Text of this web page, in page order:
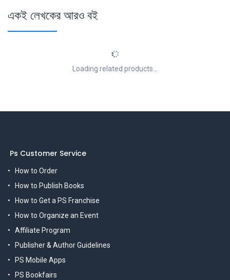
একই লেখকের আরও বই
Loading related products...
Ps Customer Service
How to Order
How to Publish Books
How to Get a PS Franchise
How to Organize an Event
Affiliate Program
Publisher & Author Guidelines
PS Mobile Apps
PS Bookfairs